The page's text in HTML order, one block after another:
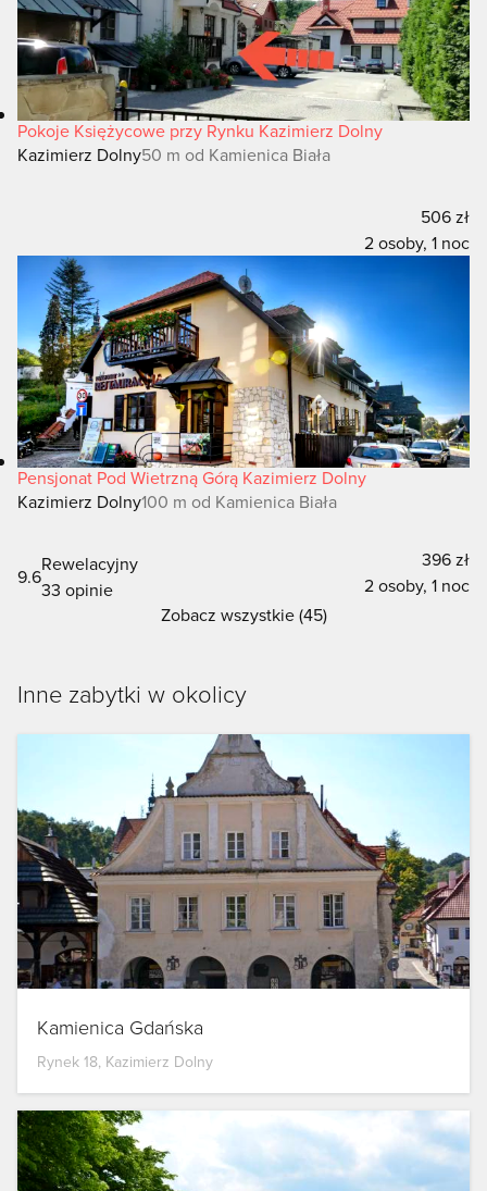
Pokoje Księżycowe przy Rynku Kazimierz Dolny
Kazimierz Dolny50 m od Kamienica Biała
506 zł
2 osoby, 1 noc
Pensjonat Pod Wietrzną Górą Kazimierz Dolny
Kazimierz Dolny100 m od Kamienica Biała
9.6
Rewelacyjny
33 opinie
396 zł
2 osoby, 1 noc
Zobacz wszystkie (45)
Inne zabytki w okolicy
Kamienica Gdańska
Rynek 18, Kazimierz Dolny